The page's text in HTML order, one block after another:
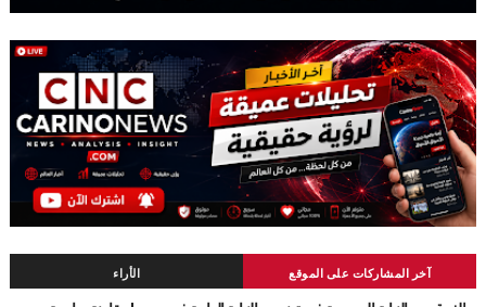
آخر المشاركات على الموقع الأراء